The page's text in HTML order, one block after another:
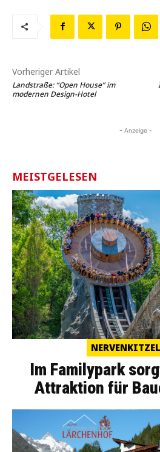
Vorheriger Artikel
Landstraße: “Open House” im
modernen Design-Hotel
- Anzeige -
MEISTGELESEN
Im Familypark
Attraktion für